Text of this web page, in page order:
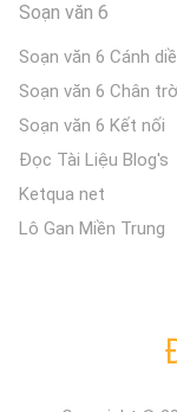
Soạn văn 6
Soạn văn 6 Cánh
Soạn văn 6 Chân
Soạn văn 6 Kết nối
Đọc Tài Liệu Blog's
Ketqua net
Lô Gan Miền Trung